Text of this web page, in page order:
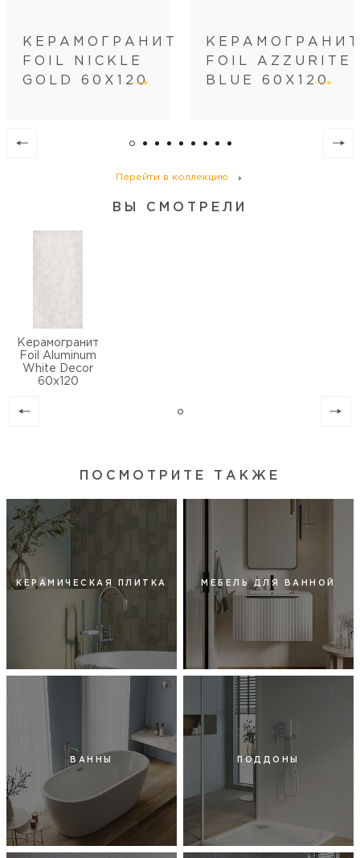
Вес коробки (кг) 28.5
Кол-во коробок на поддоне 60
Кол-во м2 (м.п.) на поддоне
Перейти в коллекцию
КЕРАМОГРАНИТ
FOIL NICKLE
GOLD 60Х120
КЕРАМОГРАНИТ
FOIL AZZURITE
BLUE 60Х120
ВЫ СМОТРЕЛИ
Керамогранит
Foil Aluminum
White Decor
60х120
ПОСМОТРИТЕ ТАКЖЕ
КЕРАМИЧЕСКАЯ ПЛИТКА МЕБЕЛЬ ДЛЯ ВАННОЙ
ВАННЫ ПОДДОНЫ